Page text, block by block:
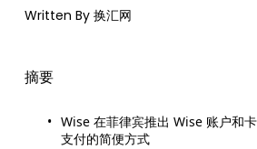
Written By 换汇网
摘要
Wise 在菲律宾推出 Wise 账户和
支付的简便方式